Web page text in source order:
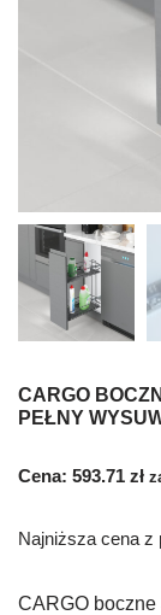
CARGO
PEŁNY
Cena: 593.71 zł
Najniższa cena z
CARGO boczne